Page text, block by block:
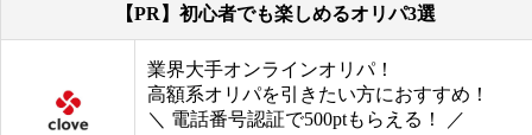
【PR】初心者でも楽しめるオリパ3選
業界大手オンラインオリパ！
高額系オリパを引きたい方におすすめ！
＼ 電話番号認証で500ptもらえる！ ／